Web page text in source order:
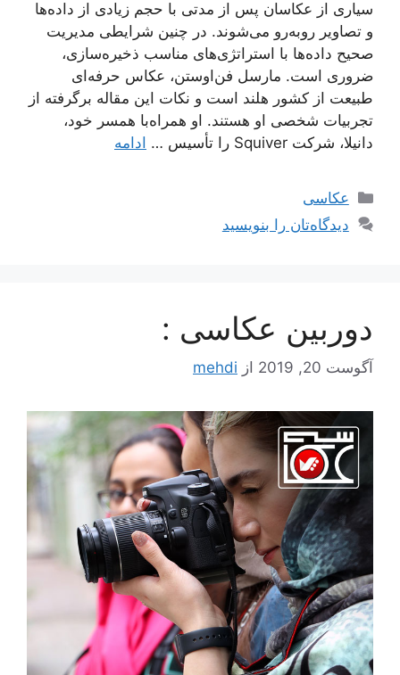
سیاری از عکاسان پس از مدتی با حجم زیادی از داده‌ها
و تصاویر روبه‌رو می‌شوند. در چنین شرایطی مدیریت
صحیح داده‌ها با استراتژی‌های مناسب ذخیره‌سازی،
ضروری است. مارسل فن‌اوستن، عکاس حرفه‌ای
طبیعت از کشور هلند است و نکات این مقاله برگرفته از
تجربیات شخصی او هستند. او همراه‌با همسر خود،
دانیلا، شرکت Squiver را تأسیس …
ادامه
دسته‌ها
عکاسی
دیدگاه‌تان را بنویسید
دوربین عکاسی :
آگوست 20, 2019 از mehdi